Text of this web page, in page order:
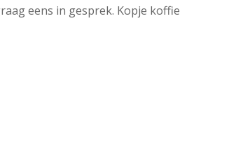
eens in gesprek. Kopje koffie